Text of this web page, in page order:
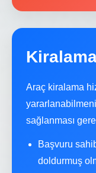
Araç kiralama
sağlanması
Başvuru
doldurmuş